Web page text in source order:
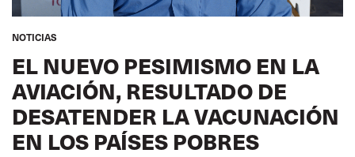
NOTICIAS
EL NUEVO PESIMISMO EN LA
AVIACIÓN, RESULTADO DE
DESATENDER LA VACUNACIÓN
EN LOS PAÍSES POBRES